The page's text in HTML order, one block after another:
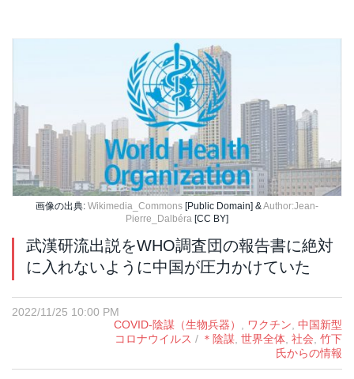
画像の出典: Wikimedia_Commons [Public Domain] &Author:Jean-
Pierre_Dalbéra [CC BY]
武漢研流出説をWHO調査団の報告書に絶対
に入れないように中国が圧力かけていた
2022/11/25 10:00 PM
COVID-陰謀（生物兵器） , ワクチン, 中国新型
コロナウイルス / ＊陰謀, 世界全体, 社会, 竹下
氏からの情報